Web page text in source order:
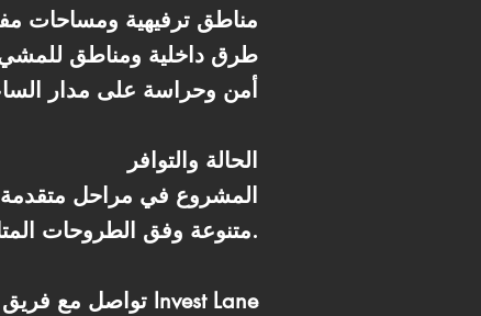
* مناطق ترفيهية ومساحات
* طرق داخلية ومناطق
* أمن وحراسة على مدار
الحالة والتوافر
المشروع في مراحل متقدمة
متنوعة وفق الطروحات المتاحة.